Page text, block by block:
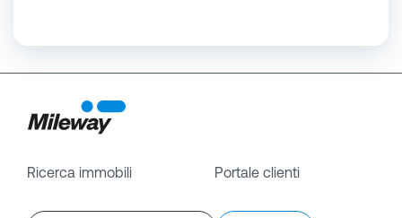
Ricerca immobili Portale clienti